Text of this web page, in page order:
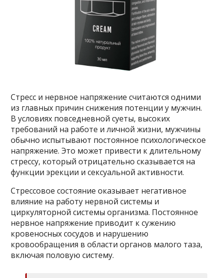
Стресс и нервное напряжение считаются одними
из главных причин снижения потенции у мужчин.
В условиях повседневной суеты, высоких
требований на работе и личной жизни, мужчины
обычно испытывают постоянное психологическое
напряжение. Это может привести к длительному
стрессу, который отрицательно сказывается на
функции эрекции и сексуальной активности.
Стрессовое состояние оказывает негативное
влияние на работу нервной системы и
циркуляторной системы организма. Постоянное
нервное напряжение приводит к сужению
кровеносных сосудов и нарушению
кровообращения в области органов малого таза,
включая половую систему.